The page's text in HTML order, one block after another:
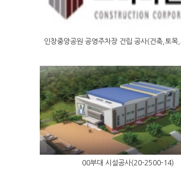
인창중앙공원 공영주차장 건립 공사(건축,토목
00부대 시설공사(20-2500-14)